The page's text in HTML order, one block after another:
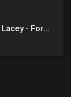
Aurosonic Zetandel & Tiff Lacey - Forgotten Empress (Extended)